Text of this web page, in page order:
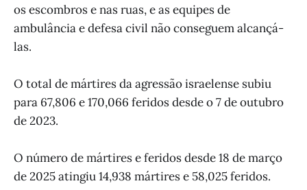
os escombros e nas ruas, e as equipes de
ambulância e defesa civil não conseguem alcançá-
las.
O total de mártires da agressão israelense subiu
para 67,806 e 170,066 feridos desde o 7 de outubro
de 2023.
O número de mártires e feridos desde 18 de março
de 2025 atingiu 14,938 mártires e 58,025 feridos.